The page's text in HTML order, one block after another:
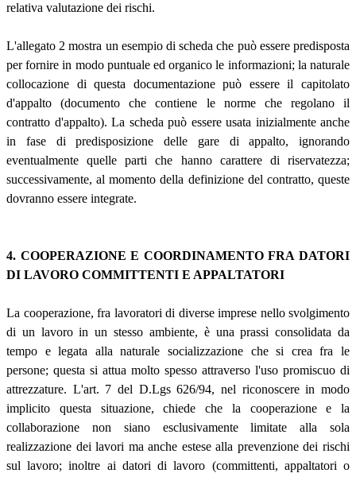
relativa valutazione dei rischi.
L'allegato 2 mostra un esempio di scheda che può essere predisposta
per fornire in modo puntuale ed organico le informazioni; la naturale
collocazione di questa documentazione può essere il capitolato
d'appalto (documento che contiene le norme che regolano il
contratto d'appalto). La scheda può essere usata inizialmente anche
in fase di predisposizione delle gare di appalto, ignorando
eventualmente quelle parti che hanno carattere di riservatezza;
successivamente, al momento della definizione del contratto, queste
dovranno essere integrate.
4. COOPERAZIONE E COORDINAMENTO FRA DATORI
DI LAVORO COMMITTENTI E APPALTATORI
La cooperazione, fra lavoratori di diverse imprese nello svolgimento
di un lavoro in un stesso ambiente, è una prassi consolidata da
tempo e legata alla naturale socializzazione che si crea fra le
persone; questa si attua molto spesso attraverso l'uso promiscuo di
attrezzature. L'art. 7 del D.Lgs 626/94, nel riconoscere in modo
implicito questa situazione, chiede che la cooperazione e la
collaborazione non siano esclusivamente limitate alla sola
realizzazione dei lavori ma anche estese alla prevenzione dei rischi
sul lavoro; inoltre ai datori di lavoro (committenti, appaltatori o